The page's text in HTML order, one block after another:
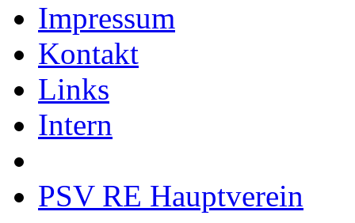
Impressum
Kontakt
Links
Intern
PSV RE Hauptverein